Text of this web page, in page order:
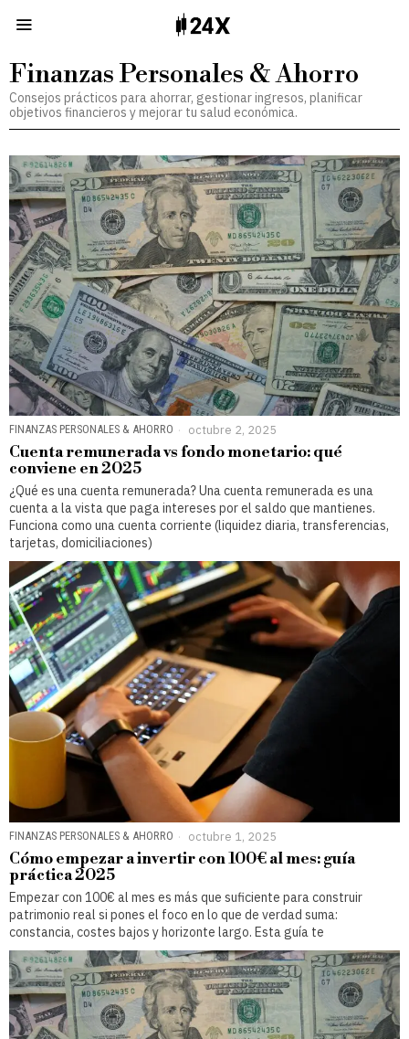
Finanzas Personales & Ahorro
Consejos prácticos para ahorrar, gestionar ingresos, planificar
objetivos financieros y mejorar tu salud económica.
FINANZAS PERSONALES & AHORRO octubre 2, 2025
Cuenta remunerada vs fondo monetario: qué
conviene en 2025
¿Qué es una cuenta remunerada? Una cuenta remunerada es una
cuenta a la vista que paga intereses por el saldo que mantienes.
Funciona como una cuenta corriente (liquidez diaria, transferencias,
tarjetas, domiciliaciones)
FINANZAS PERSONALES & AHORRO octubre 1, 2025
Cómo empezar a invertir con 100€ al mes: guía
práctica 2025
Empezar con 100€ al mes es más que suficiente para construir
patrimonio real si pones el foco en lo que de verdad suma:
constancia, costes bajos y horizonte largo. Esta guía te